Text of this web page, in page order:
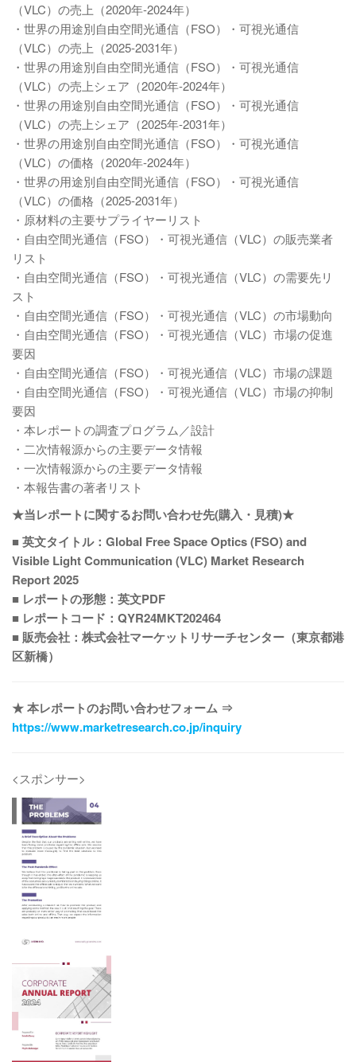
（VLC）の売上（2020年-2024年）
・世界の用途別自由空間光通信（FSO）・可視光通信
（VLC）の売上（2025-2031年）
・世界の用途別自由空間光通信（FSO）・可視光通信
（VLC）の売上シェア（2020年-2024年）
・世界の用途別自由空間光通信（FSO）・可視光通信
（VLC）の売上シェア（2025年-2031年）
・世界の用途別自由空間光通信（FSO）・可視光通信
（VLC）の価格（2020年-2024年）
・世界の用途別自由空間光通信（FSO）・可視光通信
（VLC）の価格（2025-2031年）
・原材料の主要サプライヤーリスト
・自由空間光通信（FSO）・可視光通信（VLC）の販売業者
リスト
・自由空間光通信（FSO）・可視光通信（VLC）の需要先リ
スト
・自由空間光通信（FSO）・可視光通信（VLC）の市場動向
・自由空間光通信（FSO）・可視光通信（VLC）市場の促進
要因
・自由空間光通信（FSO）・可視光通信（VLC）市場の課題
・自由空間光通信（FSO）・可視光通信（VLC）市場の抑制
要因
・本レポートの調査プログラム／設計
・二次情報源からの主要データ情報
・一次情報源からの主要データ情報
・本報告書の著者リスト
★当レポートに関するお問い合わせ先(購入・見積)★
■ 英文タイトル：Global Free Space Optics (FSO) and
Visible Light Communication (VLC) Market Research
Report 2025
■ レポートの形態：英文PDF
■ レポートコード：QYR24MKT202464
■ 販売会社：株式会社マーケットリサーチセンター（東京都港
区新橋）
★ 本レポートのお問い合わせフォーム ⇒
https://www.marketresearch.co.jp/inquiry
<スポンサー>